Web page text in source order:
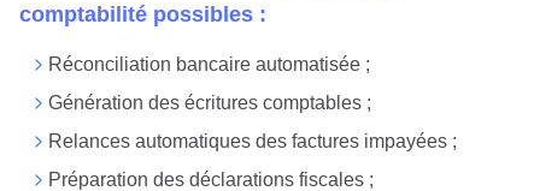
comptabilité possibles :
Réconciliation bancaire automatisée ;
Génération des écritures comptables ;
Relances automatiques des factures impayées ;
Préparation des déclarations fiscales ;